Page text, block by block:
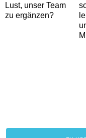
Lust, unser Team
zu ergänzen?